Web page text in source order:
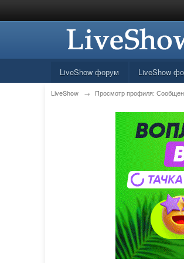
LiveShow форум LiveShow
LiveShow → Просмотр профиля: